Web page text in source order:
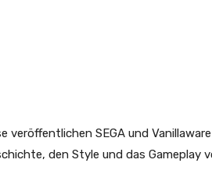
SEGA und Vanillaware
den Style und das Gameplay